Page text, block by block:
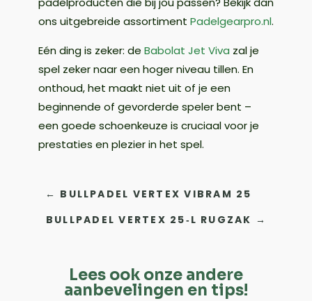
ons uitgebreide assortiment Padelgearpro.nl.
Eén ding is zeker: de Babolat Jet Viva zal je
spel zeker naar een hoger niveau tillen. En
onthoud, het maakt niet uit of je een
beginnende of gevorderde speler bent –
een goede schoenkeuze is cruciaal voor je
prestaties en plezier in het spel.
← BULLPADEL VERTEX VIBRAM 25
BULLPADEL VERTEX 25‑L RUGZAK →
Lees ook onze andere
aanbevelingen en tips!